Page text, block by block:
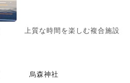
上質な時間を楽しむ複合施設
烏森神社